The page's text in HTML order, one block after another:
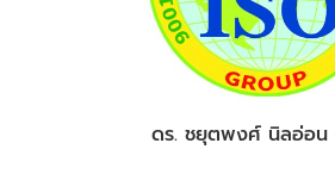
ดร. ชยุตพงศ์ นิลอ่อน